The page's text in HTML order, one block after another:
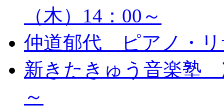
（木）14：00～
仲道郁代 ピアノ・リ
新きたきゅう音楽塾
～